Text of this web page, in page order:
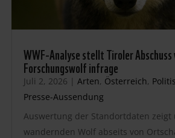
WWF-Analyse stellt Tiroler Abschuss
Forschungswolf infrage
Juli 2, 2026 | Arten, Österreich,
Presse-Aussendung
Auswertung der Standortdaten zeigt
wandernden Wolf abseits von